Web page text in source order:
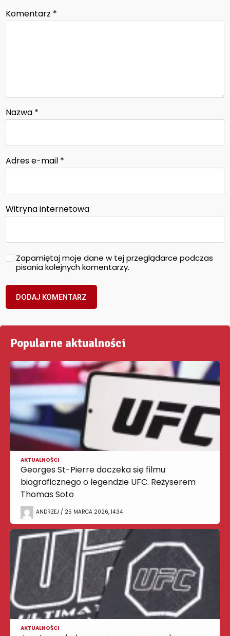
Komentarz *
Nazwa *
Adres e-mail *
Witryna internetowa
Zapamiętaj moje dane w tej przeglądarce podczas
pisania kolejnych komentarzy.
Popularne aktualności
AKTUALNOŚCI
Georges St-Pierre doczeka się filmu
biograficznego o legendzie UFC. Reżyserem
Thomas Soto
ANDRZEJ / 25 MARCA 2026, 14:34
AKTUALNOŚCI